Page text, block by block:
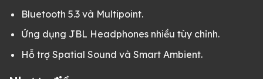
Bluetooth 5.3 và Multipoint.
Ứng dụng JBL Headphones nhiều tùy chỉnh.
Hỗ trợ Spatial Sound và Smart Ambient.